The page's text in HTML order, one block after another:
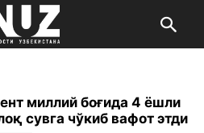
миллий боғида 4 ёшли
сувга чўкиб вафот этди